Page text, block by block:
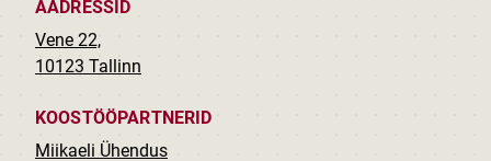
AADRESSID
Vene 22,
10123 Tallinn
KOOSTÖÖPARTNERID
Miikaeli Ühendus